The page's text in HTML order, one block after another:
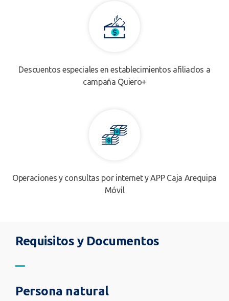
Descuentos especiales en establecimientos afiliados a
campaña Quiero+
Operaciones y consultas por internet y APP Caja Arequipa
Móvil
Requisitos y Documentos
Persona natural